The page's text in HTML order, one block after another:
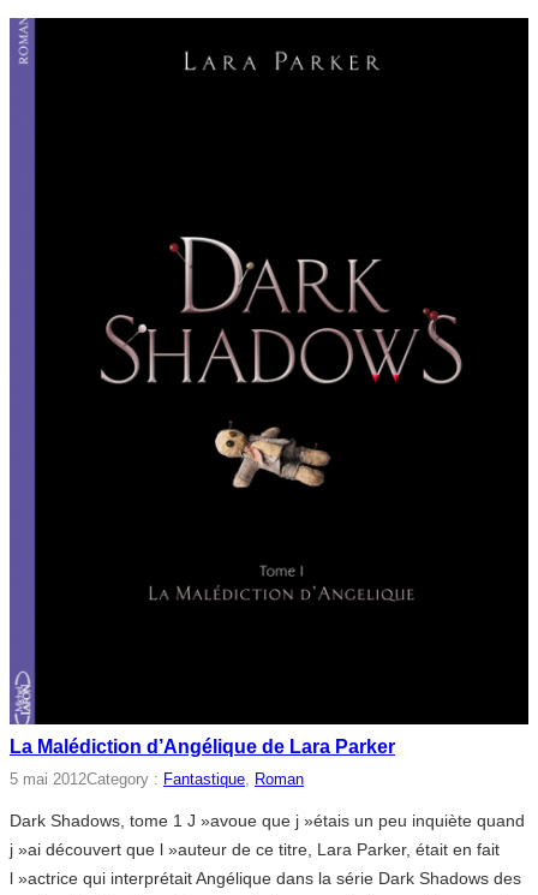
La Malédiction d’Angélique de Lara Parker
5 mai 2012Category : Fantastique, Roman
Dark Shadows, tome 1 J »avoue que j »étais un peu inquiète quand
j »ai découvert que l »auteur de ce titre, Lara Parker, était en fait
l »actrice qui interprétait Angélique dans la série Dark Shadows des